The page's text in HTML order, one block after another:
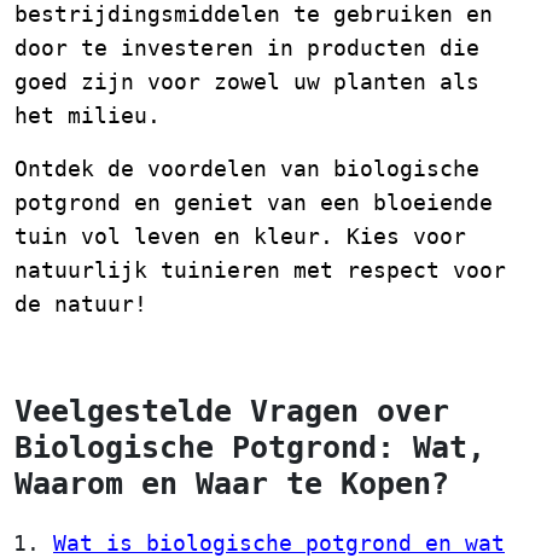
bestrijdingsmiddelen te gebruiken en
door te investeren in producten die
goed zijn voor zowel uw planten als
het milieu.
Ontdek de voordelen van biologische
potgrond en geniet van een bloeiende
tuin vol leven en kleur. Kies voor
natuurlijk tuinieren met respect voor
de natuur!
Veelgestelde Vragen over
Biologische Potgrond: Wat,
Waarom en Waar te Kopen?
Wat is biologische potgrond en wat